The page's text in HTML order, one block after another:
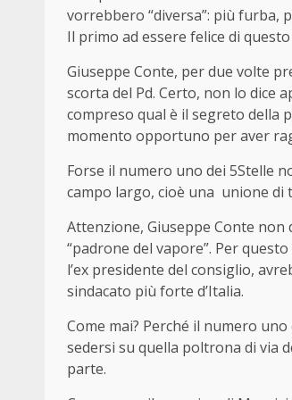
vorrebbero “diversa”: più furba,
Il primo ad essere felice di
Giuseppe Conte, per due volte
scorta del Pd. Certo, non lo dice
compreso qual è il segreto della
momento opportuno per aver
Forse il numero uno dei 5Stelle
campo largo, cioè una unione di
Attenzione, Giuseppe Conte non
“padrone del vapore”. Per
l’ex presidente del consiglio,
sindacato più forte d’Italia.
Come mai? Perché il numero
sedersi su quella poltrona di via
parte.